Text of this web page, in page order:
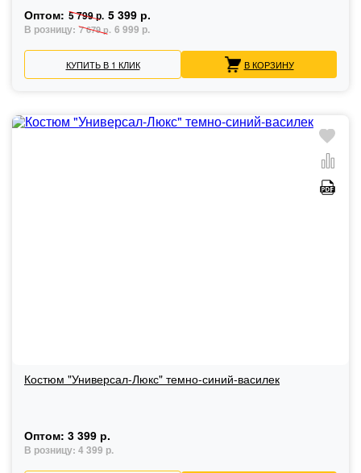
Оптом: 5 799 р. 5 399 р.
В розницу: 7 679 р. 6 999 р.
КУПИТЬ В 1 КЛИК В КОРЗИНУ
Костюм "Универсал-Люкс" темно-синий-василек
Оптом: 3 399 р.
В розницу: 4 399 р.